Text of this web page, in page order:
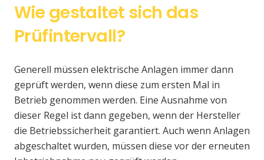
Wie gestaltet sich das
Prüfintervall?
Generell müssen elektrische Anlagen immer dann
geprüft werden, wenn diese zum ersten Mal in
Betrieb genommen werden. Eine Ausnahme von
dieser Regel ist dann gegeben, wenn der Hersteller
die Betriebssicherheit garantiert. Auch wenn Anlagen
abgeschaltet wurden, müssen diese vor der erneuten